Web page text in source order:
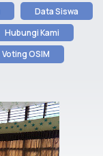
Data Siswa
Hubungi Kami
Voting OSIM